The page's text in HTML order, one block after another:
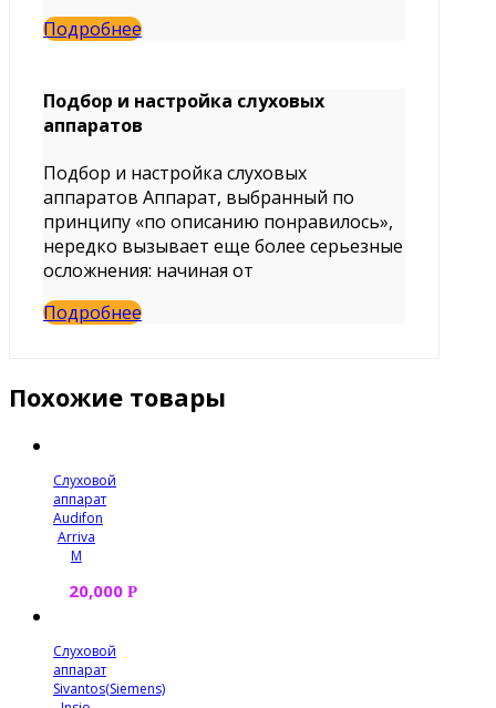
Подробнее
Подбор и настройка слуховых
аппаратов
Подбор и настройка слуховых
аппаратов Аппарат, выбранный по
принципу «по описанию понравилось»,
нередко вызывает еще более серьезные
осложнения: начиная от
Подробнее
Похожие товары
Слуховой
аппарат
Audifon
Arriva
M
20,000 Р
Слуховой
аппарат
Sivantos(Siemens)